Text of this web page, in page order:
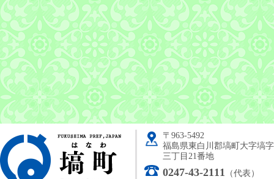
塙町
〒963-5492
福島県東白川郡塙町大字塙
三丁目21番地
0247-43-2111 （代表）